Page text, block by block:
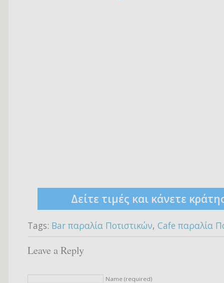
Δείτε τιμές και κάνετε
Tags: Bar παραλία Ποτιστικών, Cafe παραλία
Leave a Reply
Name (required)